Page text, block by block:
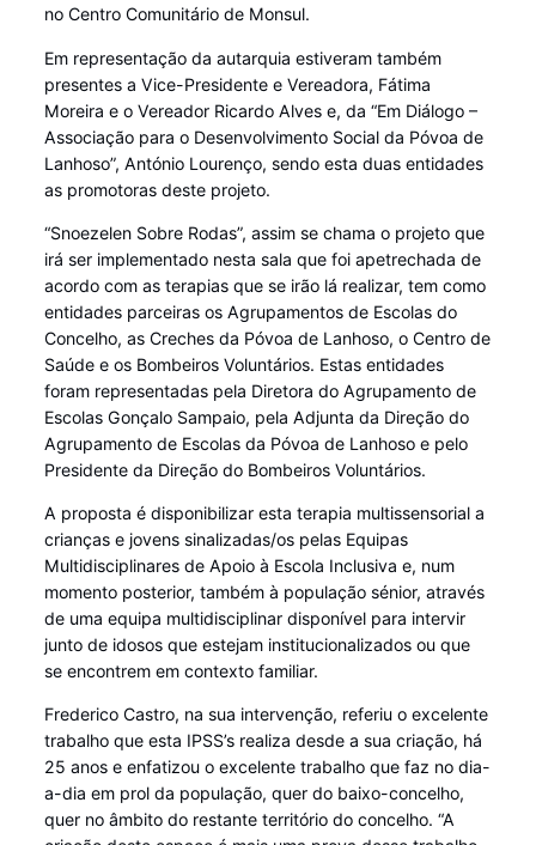
no Centro Comunitário de Monsul.
Em representação da autarquia estiveram também
presentes a Vice-Presidente e Vereadora, Fátima
Moreira e o Vereador Ricardo Alves e, da “Em Diálogo –
Associação para o Desenvolvimento Social da Póvoa de
Lanhoso”, António Lourenço, sendo esta duas entidades
as promotoras deste projeto.
“Snoezelen Sobre Rodas”, assim se chama o projeto que
irá ser implementado nesta sala que foi apetrechada de
acordo com as terapias que se irão lá realizar, tem como
entidades parceiras os Agrupamentos de Escolas do
Concelho, as Creches da Póvoa de Lanhoso, o Centro de
Saúde e os Bombeiros Voluntários. Estas entidades
foram representadas pela Diretora do Agrupamento de
Escolas Gonçalo Sampaio, pela Adjunta da Direção do
Agrupamento de Escolas da Póvoa de Lanhoso e pelo
Presidente da Direção do Bombeiros Voluntários.
A proposta é disponibilizar esta terapia multissensorial a
crianças e jovens sinalizadas/os pelas Equipas
Multidisciplinares de Apoio à Escola Inclusiva e, num
momento posterior, também à população sénior, através
de uma equipa multidisciplinar disponível para intervir
junto de idosos que estejam institucionalizados ou que
se encontrem em contexto familiar.
Frederico Castro, na sua intervenção, referiu o excelente
trabalho que esta IPSS’s realiza desde a sua criação, há
25 anos e enfatizou o excelente trabalho que faz no dia-
a-dia em prol da população, quer do baixo-concelho,
quer no âmbito do restante território do concelho. “A